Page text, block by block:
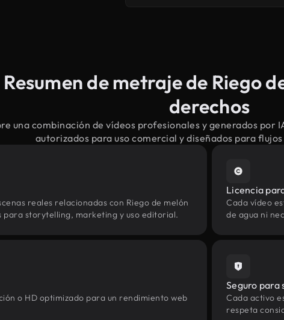
Resumen de metraje de Riego
derechos
una combinación de vídeos profesionales y generados por
autorizados para uso comercial y diseñados para
reales relacionadas con Riego de melón
storytelling, marketing y uso editorial.
Licencia
Cada vídeo
de agua ni
o HD optimizado para un rendimiento web
Seguro para
Cada activo
respeta